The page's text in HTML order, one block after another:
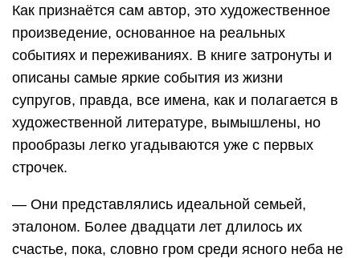
Как признаётся сам автор, это художественное
произведение, основанное на реальных
событиях и переживаниях. В книге затронуты и
описаны самые яркие события из жизни
супругов, правда, все имена, как и полагается в
художественной литературе, вымышлены, но
прообразы легко угадываются уже с первых
строчек.
— Они представлялись идеальной семьей,
эталоном. Более двадцати лет длилось их
счастье, пока, словно гром среди ясного неба не